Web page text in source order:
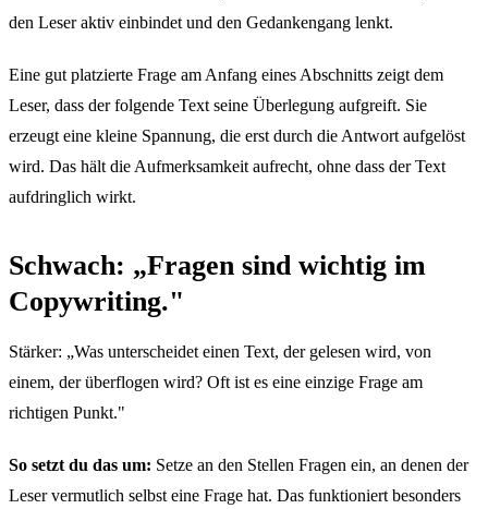
den Leser aktiv einbindet und den Gedankengang lenkt.
Eine gut platzierte Frage am Anfang eines Abschnitts zeigt dem
Leser, dass der folgende Text seine Überlegung aufgreift. Sie
erzeugt eine kleine Spannung, die erst durch die Antwort aufgelöst
wird. Das hält die Aufmerksamkeit aufrecht, ohne dass der Text
aufdringlich wirkt.
Schwach: „Fragen sind wichtig im
Copywriting."
Stärker: „Was unterscheidet einen Text, der gelesen wird, von
einem, der überflogen wird? Oft ist es eine einzige Frage am
richtigen Punkt."
So setzt du das um: Setze an den Stellen Fragen ein, an denen der
Leser vermutlich selbst eine Frage hat. Das funktioniert besonders